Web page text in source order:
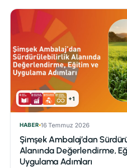
+1
HABER 16 Temmuz 2026
Şimşek Ambalaj’dan
Alanında Değerlendirme,
Uygulama Adımları